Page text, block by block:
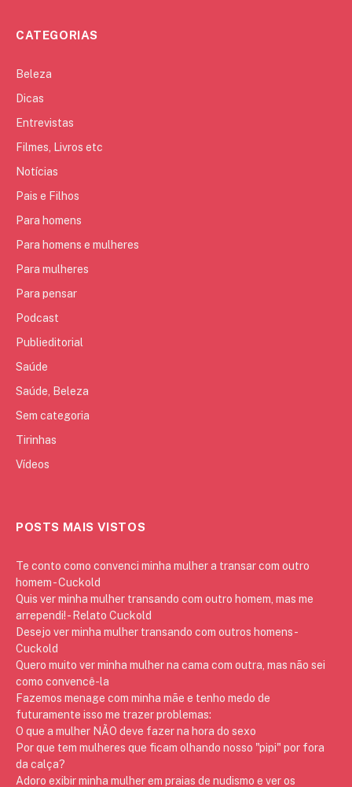
CATEGORIAS
Beleza
Dicas
Entrevistas
Filmes, Livros etc
Notícias
Pais e Filhos
Para homens
Para homens e mulheres
Para mulheres
Para pensar
Podcast
Publieditorial
Saúde
Saúde, Beleza
Sem categoria
Tirinhas
Vídeos
POSTS MAIS VISTOS
Te conto como convenci minha mulher a transar com outro
homem - Cuckold
Quis ver minha mulher transando com outro homem, mas me
arrependi! - Relato Cuckold
Desejo ver minha mulher transando com outros homens -
Cuckold
Quero muito ver minha mulher na cama com outra, mas não sei
como convencê-la
Fazemos menage com minha mãe e tenho medo de
futuramente isso me trazer problemas:
O que a mulher NÃO deve fazer na hora do sexo
Por que tem mulheres que ficam olhando nosso "pipi" por fora
da calça?
Adoro exibir minha mulher em praias de nudismo e ver os